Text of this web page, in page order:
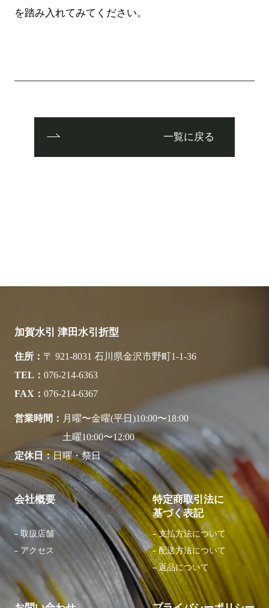
を踏み入れてみてください。
一覧に戻る
加賀水引 津田水引折型
住所
〒 921-8031 石川県金沢市野町1-1-36
TEL
076-214-6363
FAX
076-214-6367
営業時間
月曜〜金曜(平日)10:00〜18:00
土曜10:00〜12:00
定休日
日曜・祭日
会社概要
取扱店舗
アクセス
特定商取引法に
基づく表記
支払方法について
配送方法について
返品について